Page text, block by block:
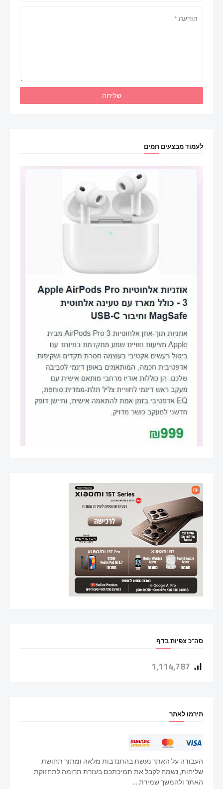
לעמוד מבצעים חמים
סה"כ צפיות בדף
1,114,787
תירמו לאתר
העבודה על האתר נעשת בהתנדבות מלאה ומתוך תחושת
שליחות, נשמח לקבל את תמיכתכם בעזרת תרומה לתחזוקת
האתר ולהמשך שמירת ...